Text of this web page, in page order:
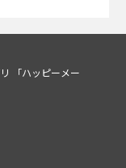
「ハッピーメー